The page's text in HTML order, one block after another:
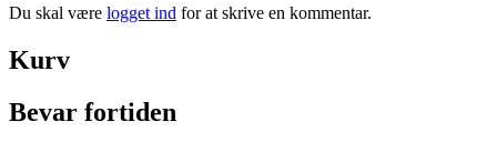
Du skal være logget ind for at skrive en kommentar.
Kurv
Bevar fortiden